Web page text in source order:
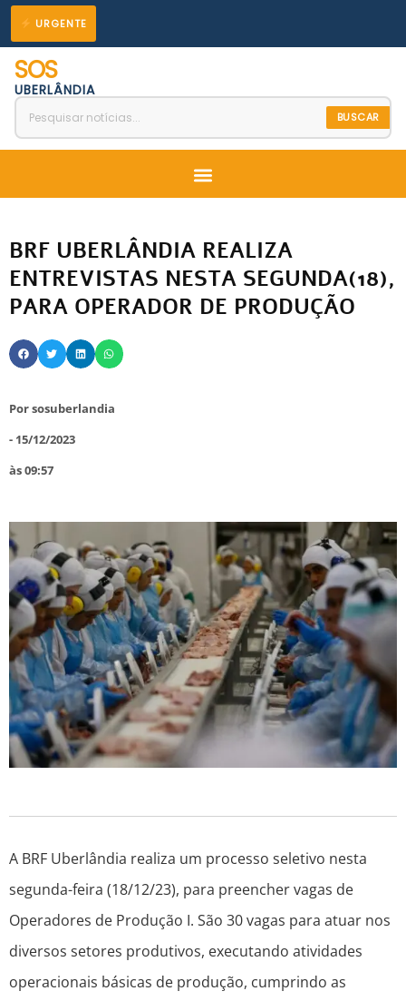
para
conteúdo
URGENTE
SOS
UBERLÂNDIA
BUSCAR
Menu
BRF UBERLÂNDIA REALIZA
ENTREVISTAS NESTA SEGUNDA(18),
PARA OPERADOR DE PRODUÇÃO
Porsosuberlandia
- 15/12/2023
às09:57
A BRF Uberlândia realiza um processo seletivo nesta
segunda-feira (18/12/23), para preencher vagas de
Operadores de Produção I. São 30 vagas para atuar nos
diversos setores produtivos, executando atividades
operacionais básicas de produção, cumprindo as